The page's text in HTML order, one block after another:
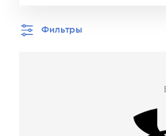
Фильтры